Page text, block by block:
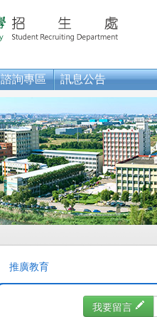
諮詢專區 訊息公告
推廣教育